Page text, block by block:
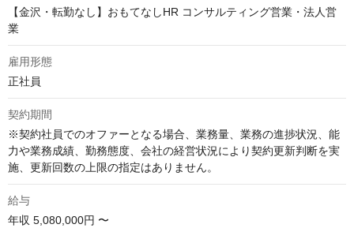
【金沢・転勤なし】おもてなしHR コンサルティング営業・法人営
業
雇用形態
正社員
契約期間
※契約社員でのオファーとなる場合、業務量、業務の進捗状況、能
力や業務成績、勤務態度、会社の経営状況により契約更新判断を実
施、更新回数の上限の指定はありません。
給与
年収 5,080,000円 〜